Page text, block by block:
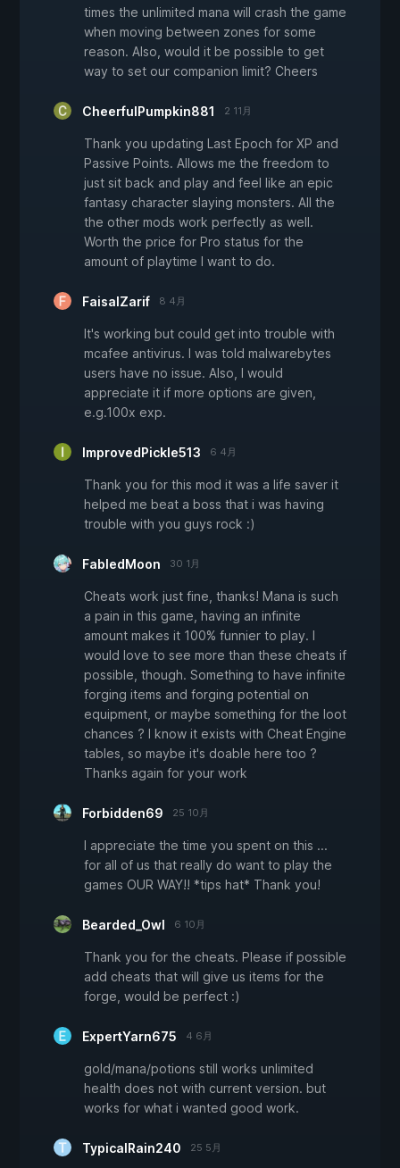
times the unlimited mana will crash the game
when moving between zones for some
reason. Also, would it be possible to get
way to set our companion limit? Cheers
CheerfulPumpkin881 2 11月
Thank you updating Last Epoch for XP and
Passive Points. Allows me the freedom to
just sit back and play and feel like an epic
fantasy character slaying monsters. All the
the other mods work perfectly as well.
Worth the price for Pro status for the
amount of playtime I want to do.
FaisalZarif 8 4月
It's working but could get into trouble with
mcafee antivirus. I was told malwarebytes
users have no issue. Also, I would
appreciate it if more options are given,
e.g.100x exp.
ImprovedPickle513 6 4月
Thank you for this mod it was a life saver it
helped me beat a boss that i was having
trouble with you guys rock :)
FabledMoon 30 1月
Cheats work just fine, thanks! Mana is such
a pain in this game, having an infinite
amount makes it 100% funnier to play. I
would love to see more than these cheats if
possible, though. Something to have infinite
forging items and forging potential on
equipment, or maybe something for the loot
chances ? I know it exists with Cheat Engine
tables, so maybe it's doable here too ?
Thanks again for your work
Forbidden69 25 10月
I appreciate the time you spent on this ...
for all of us that really do want to play the
games OUR WAY!! *tips hat* Thank you!
Bearded_Owl 6 10月
Thank you for the cheats. Please if possible
add cheats that will give us items for the
forge, would be perfect :)
ExpertYarn675 4 6月
gold/mana/potions still works unlimited
health does not with current version. but
works for what i wanted good work.
TypicalRain240 25 5月